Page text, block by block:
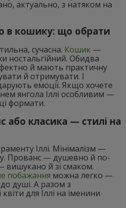
актуально, з натяком на
в кошику: що обрати
сучасна. Кошик —
ностальгійний. Обидва
й мають практичну
й отримувати. І
емоції. Якщо хочете
янгола Іллі особливим —
формати.
або класика — стилі на
Іллі. Мінімалізм —
Прованс — душевно й по-
й зі смаком.
побажання можна легко —
душі. А разом з
для Іллі на іменини